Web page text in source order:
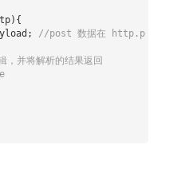
) {
//post 数据在 http.p
并将解析的结果返回